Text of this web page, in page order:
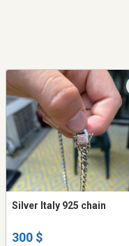
Silver Italy 925 chain
300 $